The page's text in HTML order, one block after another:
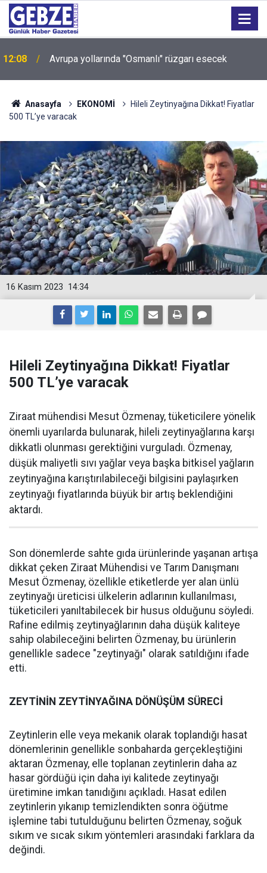
12:04
tutuklandı!
Anasayfa EKONOMİ
Hileli Zeytinyağına Dikkat! Fiyatlar
500 TL’ye varacak
14:34
16 Kasım 2023
Hileli Zeytinyağına Dikkat! Fiyatlar
500 TL’ye varacak
Ziraat mühendisi Mesut Özmenay, tüketicilere yönelik
önemli uyarılarda bulunarak, hileli zeytinyağlarına karşı
dikkatli olunması gerektiğini vurguladı. Özmenay,
düşük maliyetli sıvı yağlar veya başka bitkisel yağların
zeytinyağına karıştırılabileceği bilgisini paylaşırken
zeytinyağı fiyatlarında büyük bir artış beklendiğini
aktardı.
Son dönemlerde sahte gıda ürünlerinde yaşanan artışa
dikkat çeken Ziraat Mühendisi ve Tarım Danışmanı
Mesut Özmenay, özellikle etiketlerde yer alan ünlü
zeytinyağı üreticisi ülkelerin adlarının kullanılması,
tüketicileri yanıltabilecek bir husus olduğunu söyledi.
Rafine edilmiş zeytinyağlarının daha düşük kaliteye
sahip olabileceğini belirten Özmenay, bu ürünlerin
genellikle sadece "zeytinyağı" olarak satıldığını ifade
etti.
ZEYTİNİN ZEYTİNYAĞINA DÖNÜŞÜM SÜRECİ
Zeytinlerin elle veya mekanik olarak toplandığı hasat
dönemlerinin genellikle sonbaharda gerçekleştiğini
aktaran Özmenay, elle toplanan zeytinlerin daha az
hasar gördüğü için daha iyi kalitede zeytinyağı
üretimine imkan tanıdığını açıkladı. Hasat edilen
zeytinlerin yıkanıp temizlendikten sonra öğütme
işlemine tabi tutulduğunu belirten Özmenay, soğuk
sıkım ve sıcak sıkım yöntemleri arasındaki farklara da
değindi.